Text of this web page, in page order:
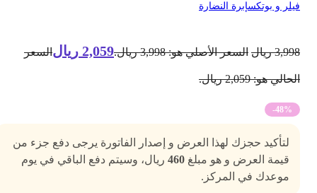
و بوتكسإبرة النضارة
ريال السعر الأصلي هو: 3,998 ريال. 2,059 ريال السعر
هو: 2,059 ريال.
-48%
لتأكيد حجزك لهذا العرض و إصدار الفاتورة يرجى دفع جزء من
قيمة العرض و هو مبلغ460 ريال، وسيتم دفع الباقي في يوم
موعدك في المركز.